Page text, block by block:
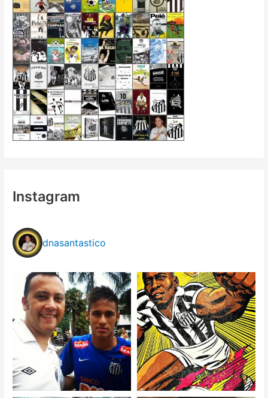
Instagram
dnasantastico